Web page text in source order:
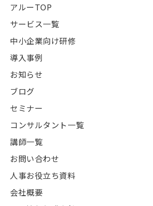
アルーTOP
サービス一覧
中小企業向け研修
導入事例
お知らせ
ブログ
セミナー
コンサルタント一覧
講師一覧
お問い合わせ
人事お役立ち資料
会社概要